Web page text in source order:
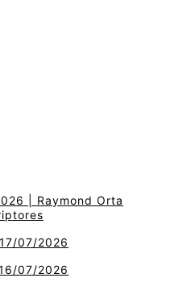
| Raymond Orta
07/2026
07/2026